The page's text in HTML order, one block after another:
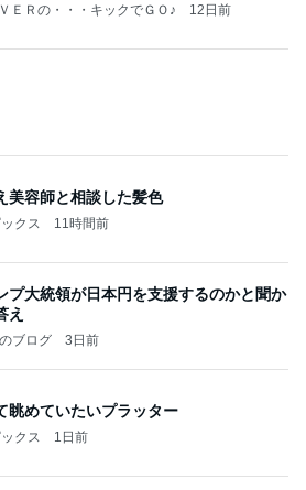
ＥＲの・・・キックでＧＯ♪ 12日前
美容師と相談した髪色
クス 11時間前
プ大統領が日本円を支援するのかと聞か
え
ブログ 3日前
眺めていたいプラッター
クス 1日前